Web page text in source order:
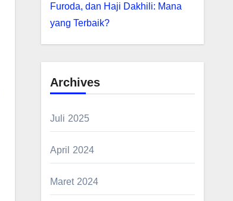
Furoda, dan Haji Dakhili: Mana
yang Terbaik?
Archives
Juli 2025
April 2024
Maret 2024